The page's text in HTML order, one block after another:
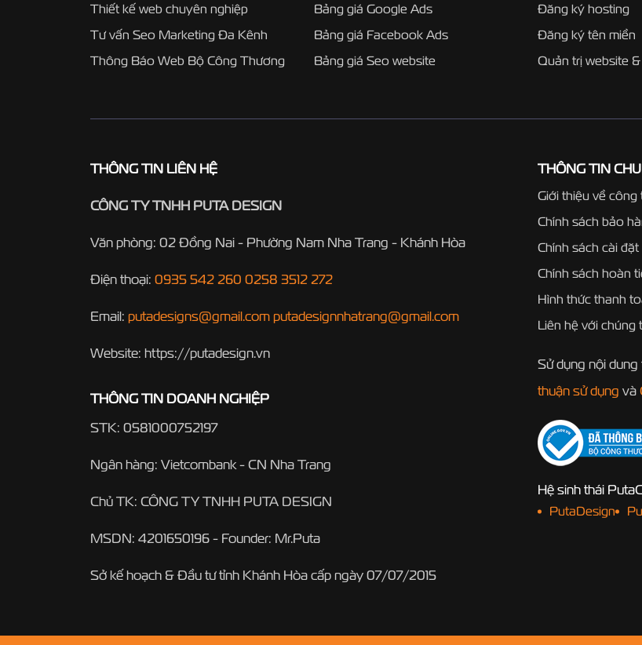
Thiết kế web chuyên nghiệp
Tư vấn Seo Marketing Đa Kênh
Thông Báo Web Bộ Công Thương
Bảng giá Google Ads
Bảng giá Facebook Ads
Bảng giá Seo website
Đăng ký hosting
Đăng ký tên miền
Quản trị website
THÔNG TIN LIÊN HỆ
CÔNG TY TNHH PUTA DESIGN
Văn phòng: 02 Đồng Nai - Phường Nam Nha Trang - Khánh Hòa
Điện thoại: 0935 542 260 0258 3512 272
Email: putadesigns@gmail.com putadesignnhatrang@gmail.com
Website: https://putadesign.vn
THÔNG TIN DOANH NGHIỆP
STK: 0581000752197
Ngân hàng: Vietcombank - CN Nha Trang
Chủ TK: CÔNG TY TNHH PUTA DESIGN
MSDN: 4201650196 - Founder: Mr.Puta
Sở kế hoạch & Đầu tư tỉnh Khánh Hòa cấp ngày 07/07/2015
THÔNG TIN
Giới thiệu về công
Chính sách bảo
Chính sách cài đặt
Chính sách hoàn
Hình thức thanh
Liên hệ với chúng
Sử dụng nội dung
thuận sử dụng và
Hệ sinh thái
PutaDesign